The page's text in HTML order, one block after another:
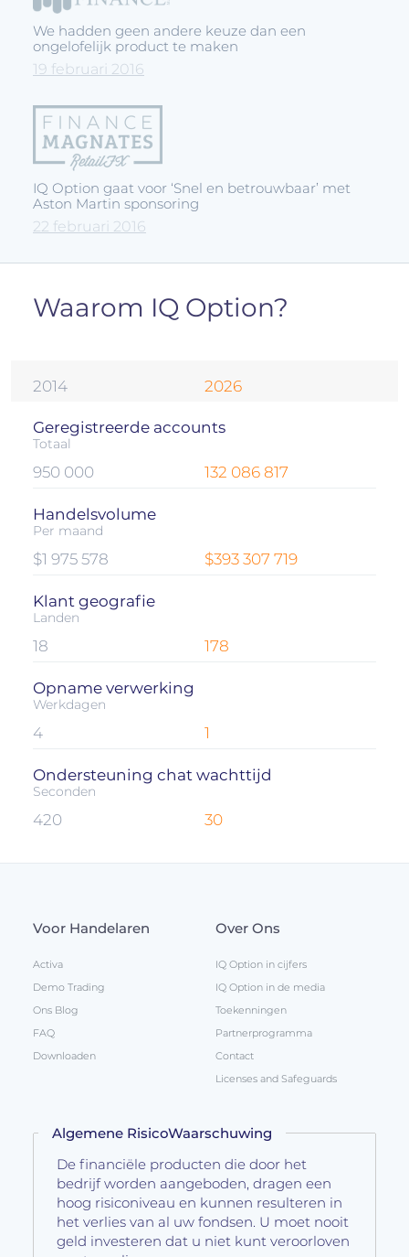
We hadden geen andere keuze dan een
ongelofelijk product te maken
19 februari 2016
IQ Option gaat voor ‘Snel en betrouwbaar’ met
Aston Martin sponsoring
22 februari 2016
Waarom IQ Option?
2014 2026
Geregistreerde accounts
Totaal
950 000 132 086 817
Handelsvolume
Per maand
$1 975 578 $393 307 719
Klant geografie
Landen
18 178
Opname verwerking
Werkdagen
4 1
Ondersteuning chat wachttijd
Seconden
420 30
Voor Handelaren
Activa
Demo Trading
Ons Blog
FAQ
Downloaden
Over Ons
IQ Option in cijfers
IQ Option in de media
Toekenningen
Partnerprogramma
Contact
Licenses and Safeguards
Algemene RisicoWaarschuwing
De financiële producten die door het
bedrijf worden aangeboden, dragen een
hoog risiconiveau en kunnen resulteren in
het verlies van al uw fondsen. U moet nooit
geld investeren dat u niet kunt veroorloven